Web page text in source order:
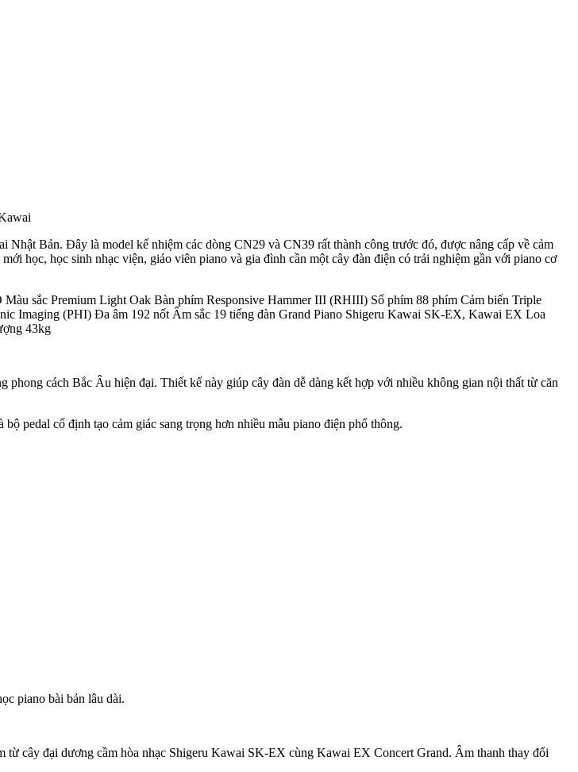
Bản. Đây là model kế nhiệm các dòng CN29 và CN39 rất thành công trước đó, được nâng cấp về cảm
học, học sinh nhạc viện, giáo viên piano và gia đình cần một cây đàn điện có trải nghiệm gần với piano cơ
sắc Premium Light Oak Bàn phím Responsive Hammer III (RHIII) Số phím 88 phím Cảm biến Triple
Imaging (PHI) Đa âm 192 nốt Âm sắc 19 tiếng đàn Grand Piano Shigeru Kawai SK-EX, Kawai EX Loa
43kg
cách Bắc Âu hiện đại. Thiết kế này giúp cây đàn dễ dàng kết hợp với nhiều không gian nội thất từ căn
pedal cố định tạo cảm giác sang trọng hơn nhiều mẫu piano điện phổ thông.
piano bài bản lâu dài.
cây đại dương cầm hòa nhạc Shigeru Kawai SK-EX cùng Kawai EX Concert Grand. Âm thanh thay đổi